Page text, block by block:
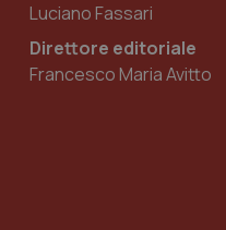
Luciano Fassari
Direttore editoriale
Francesco Maria Avitto